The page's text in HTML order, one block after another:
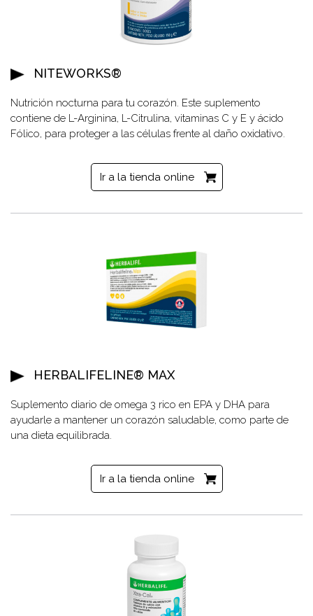
NITEWORKS®
Nutrición nocturna para tu corazón. Este suplemento
contiene de L-Arginina, L-Citrulina, vitaminas C y E y ácido
Fólico, para proteger a las células frente al daño oxidativo.
Ir a la tienda online
HERBALIFELINE® MAX
Suplemento diario de omega 3 rico en EPA y DHA para
ayudarle a mantener un corazón saludable, como parte de
una dieta equilibrada.
Ir a la tienda online